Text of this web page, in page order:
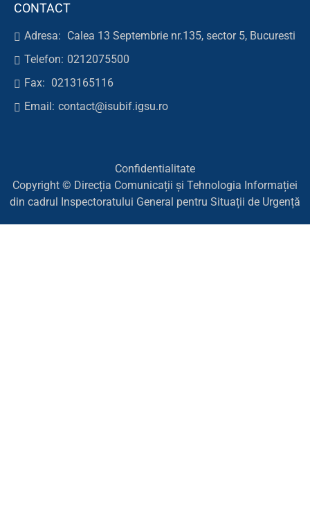
CONTACT
Adresa: Calea 13 Septembrie nr.135, sector 5, Bucuresti
Telefon: 0212075500
Fax: 0213165116
Email: contact@isubif.igsu.ro
Confidentialitate
Copyright © Direcția Comunicații și Tehnologia Informației
din cadrul Inspectoratului General pentru Situații de Urgență